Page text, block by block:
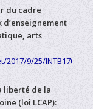
du cadre
arts
9/25/
liberté de la
(loi LCAP):